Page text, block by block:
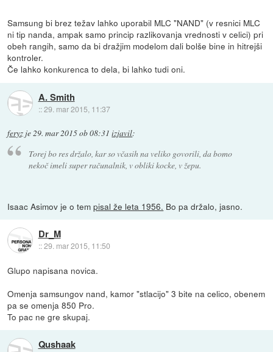
Samsung bi brez težav lahko uporabil MLC "NAND" (v resnici MLC
ni tip nanda, ampak samo princip razlikovanja vrednosti v celici) pri
obeh rangih, samo da bi dražjim modelom dali bolše bine in hitrejši
kontroler.
Če lahko konkurenca to dela, bi lahko tudi oni.
A. Smith
::29. mar 2015, 11:37
feryz je29. mar 2015 ob 08:31 izjavil:
Torej bo res držalo, kar so včasih na veliko govorili, da bomo
nekoč imeli super računalnik, v obliki kocke, v žepu.
Isaac Asimov je o tempisal že leta 1956. Bo pa držalo, jasno.
Dr_M
::29. mar 2015, 11:50
Glupo napisana novica.
Omenja samsungov nand, kamor "stlacijo" 3 bite na celico, obenem
pa se omenja 850 Pro.
To pac ne gre skupaj.
Qushaak